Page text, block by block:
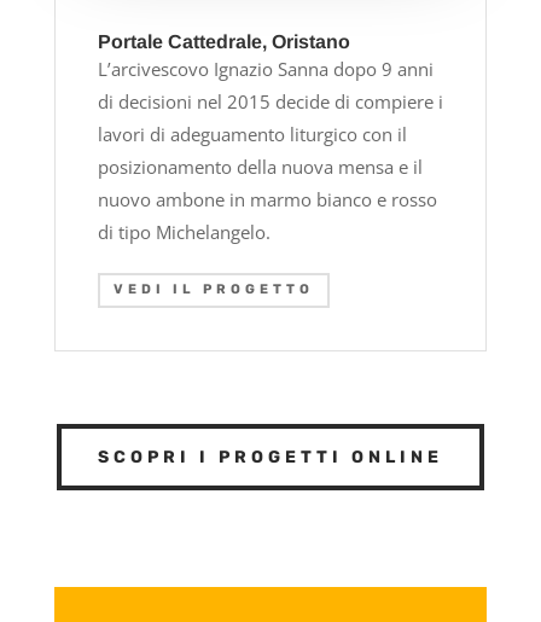
Portale Cattedrale, Oristano
L’arcivescovo Ignazio Sanna dopo 9 anni
di decisioni nel 2015 decide di compiere i
lavori di adeguamento liturgico con il
posizionamento della nuova mensa e il
nuovo ambone in marmo bianco e rosso
di tipo Michelangelo.
VEDI IL PROGETTO
SCOPRI I PROGETTI ONLINE